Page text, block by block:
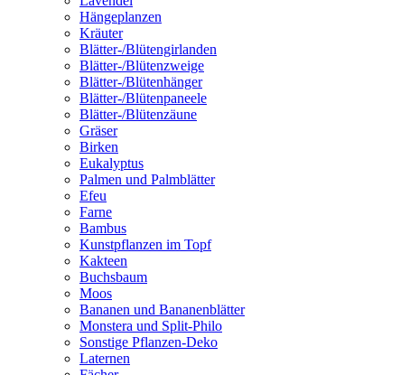
Hängeplanzen
Kräuter
Blätter-/Blütengirlanden
Blätter-/Blütenzweige
Blätter-/Blütenhänger
Blätter-/Blütenpaneele
Blätter-/Blütenzäune
Gräser
Birken
Eukalyptus
Palmen und Palmblätter
Efeu
Farne
Bambus
Kunstpflanzen im Topf
Kakteen
Buchsbaum
Moos
Bananen und Bananenblätter
Monstera und Split-Philo
Sonstige Pflanzen-Deko
Laternen